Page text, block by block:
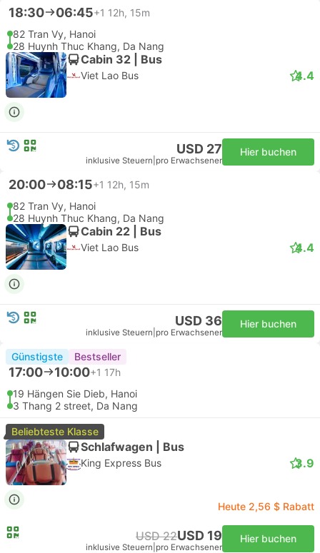
18:30 06:45+1 12h, 15m
82 Tran Vy, Hanoi
28 Huynh Thuc Khang, Da Nang
Cabin 32 | Bus
Viet Lao Bus 4.4
USD 27
inklusive Steuern pro Erwachsener
Hier buchen
20:00 08:15+1 12h, 15m
82 Tran Vy, Hanoi
28 Huynh Thuc Khang, Da Nang
Cabin 22 | Bus
Viet Lao Bus 4.4
USD 36
inklusive Steuern pro Erwachsener
Hier buchen
Günstigste Bestseller
17:00 10:00+1 17h
19 Hängen Sie Dieb, Hanoi
3 Thang 2 street, Da Nang
Beliebteste Klasse
Schlafwagen | Bus
King Express Bus 3.9
Heute 2,56 $ Rabatt
USD 22USD 19
inklusive Steuern pro Erwachsener
Hier buchen